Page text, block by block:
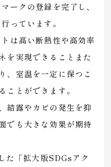
ークの登録を完了し、
っています。
は高い断熱性や高効率
を実現できることまた
、室温を一定に保つこ
ことができます。
結露やカビの発生を抑
でも大きな効果が期待
た「拡大版SDGsアク